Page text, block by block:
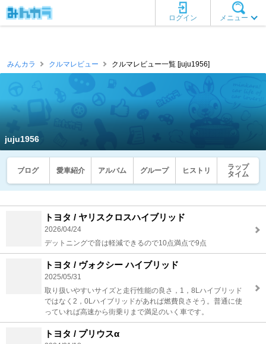
メニュー
ログイン
みんカラ クルマレビュー クルマレビュー一覧 [juju1956]
juju1956
ブログ 愛車紹介 アルバム グループ ヒストリ
ラップ
タイム
トヨタ / ヤリスクロスハイブリッド
2026/04/24
デットニングで音は軽減できるので10点満点で9点
トヨタ / ヴォクシー ハイブリッド
2025/05/31
取り扱いやすいサイズと走行性能の良さ，1，8Lハイブリッド
ではなく2，0Lハイブリッドがあれば燃費良さそう。普通に使
っていれば高速から街乗りまで満足のいく車です。
トヨタ / プリウスα